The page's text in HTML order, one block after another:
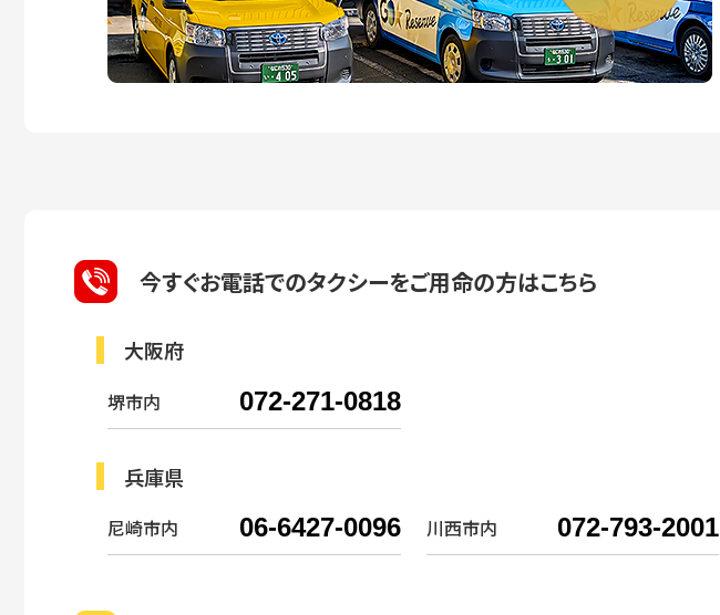
今すぐお電話でのタクシーをご用命の方はこちら
大阪府
堺市内 072-271-0818
兵庫県
尼崎市内 06-6427-0096 川西市内 072-793-2001